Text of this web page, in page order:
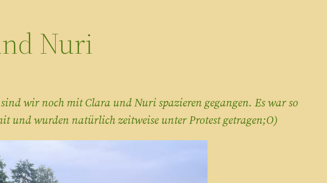
Nuri
wir noch mit Clara und Nuri spazieren gegangen. Es war so
und wurden natürlich zeitweise unter Protest getragen;O)